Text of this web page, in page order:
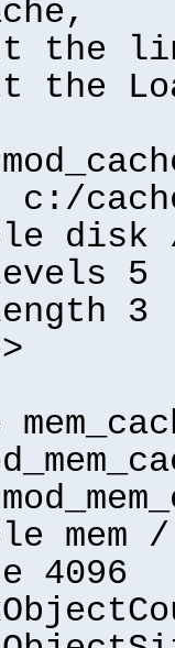
the
the
c:/
disk
5
3
mem /
4096